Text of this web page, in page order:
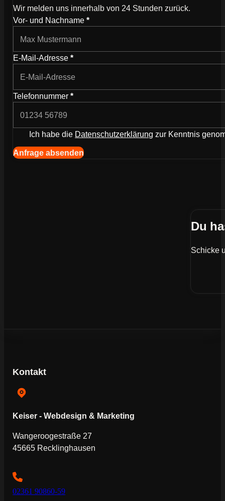
Wir melden uns innerhalb von 24 Stunden zurück.
Wie können wir dich kontaktieren?
Vor- und Nachname *
E-Mail-Adresse *
Telefonnummer *
Ich habe die Datenschutzerklärung zur Kenntnis
Navigation (Kopie) (Kopieren) (Kopieren)
Anfrage absenden
Du
Schicke
Kontakt
Keiser - Webdesign & Marketing
Wangeroogestraße 27
45665 Recklinghausen
02361 90860-59